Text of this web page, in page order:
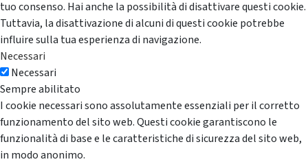
tuo consenso. Hai anche la possibilità di disattivare questi cookie.
Tuttavia, la disattivazione di alcuni di questi cookie potrebbe
influire sulla tua esperienza di navigazione.
Necessari
Necessari
Sempre abilitato
I cookie necessari sono assolutamente essenziali per il corretto
funzionamento del sito web. Questi cookie garantiscono le
funzionalità di base e le caratteristiche di sicurezza del sito web,
in modo anonimo.